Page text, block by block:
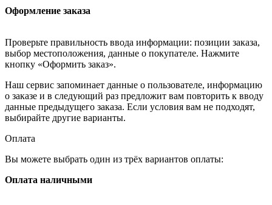
Оформление заказа
Проверьте правильность ввода информации: позиции заказа,
выбор местоположения, данные о покупателе. Нажмите
кнопку «Оформить заказ».
Наш сервис запоминает данные о пользователе, информацию
о заказе и в следующий раз предложит вам повторить к вводу
данные предыдущего заказа. Если условия вам не подходят,
выбирайте другие варианты.
Оплата
Вы можете выбрать один из трёх вариантов оплаты:
Оплата наличными